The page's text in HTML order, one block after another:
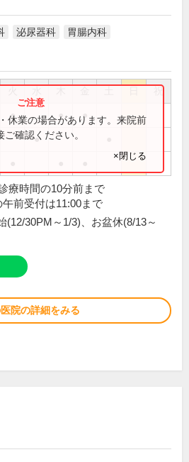
泌尿器科 胃腸内科
祝
● ● ●
●
休業の場合があります。来院前
確認ください。
×閉じる
療時間の10分前まで
前受付は11:00まで
(12/30PM～1/3)、お盆休(8/13～
院の詳細をみる